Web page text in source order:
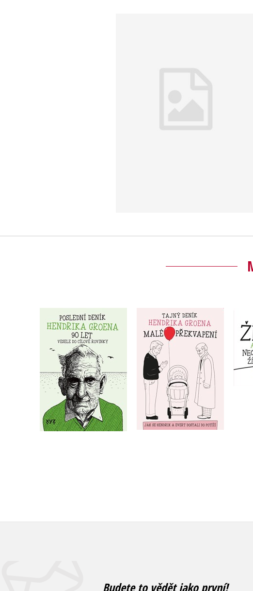
Poslední deník
Hendrika Groena:
Vesele do cílové
rovinky
Hendrik Groen
Do košíku
399 Kč
319 Kč
Malé překvapení: Tajný
deník Hendrika Groena
Hendrik Groen
Do košíku
299 Kč
239 Kč
Budete to vědět jako první!